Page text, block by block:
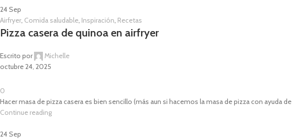
24Sep
Airfryer Comida saludable Inspiración Recetas
Pizza casera de quinoa en airfryer
Escrito por
Michelle
octubre 24, 2025
0
Hacer masa de pizza casera es bien sencillo (más aun si hacemos la masa de pizza con ayuda de
Continue reading
24Sep